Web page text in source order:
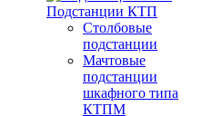
Подстанции КТП
Столбовые
подстанции
Мачтовые
подстанции
шкафного типа
КТПМ